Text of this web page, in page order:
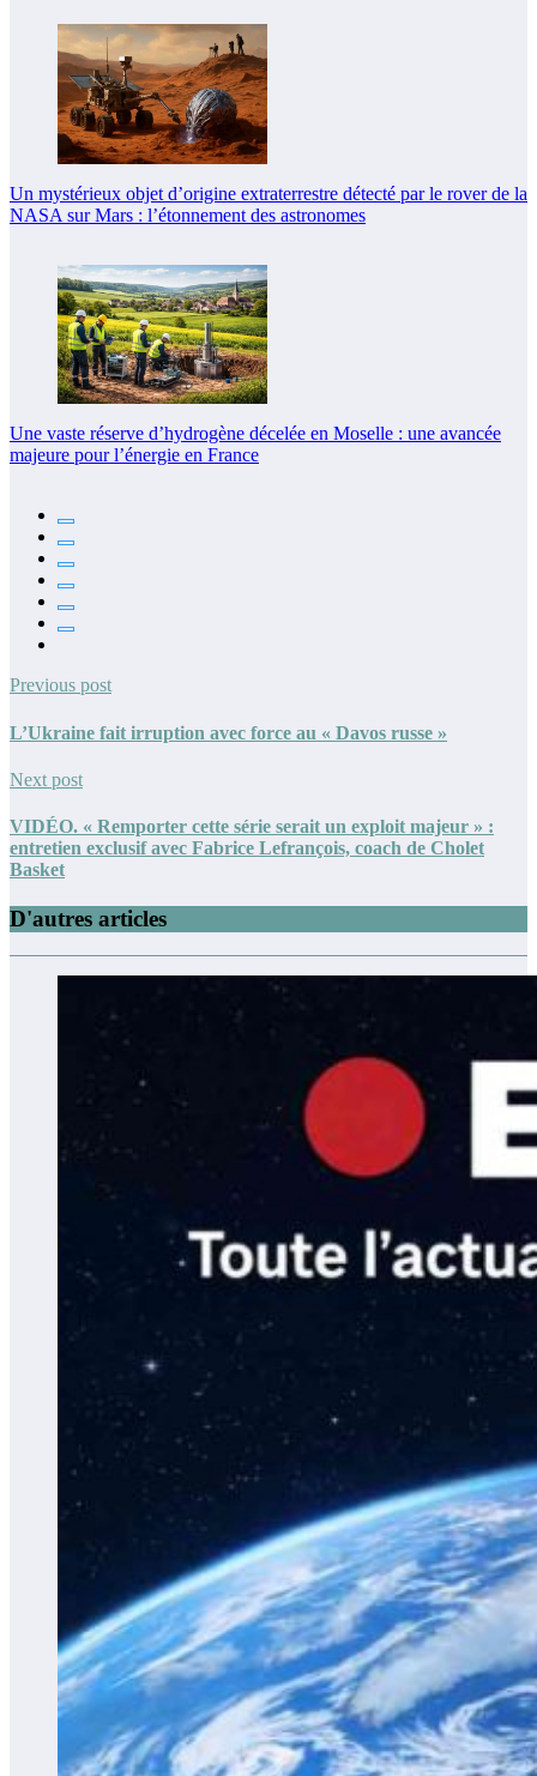
Un mystérieux objet d’origine extraterrestre détecté par le rover de la
NASA sur Mars : l’étonnement des astronomes
Une vaste réserve d’hydrogène décelée en Moselle : une avancée
majeure pour l’énergie en France
Previous post
L’Ukraine fait irruption avec force au « Davos russe »
Next post
VIDÉO. « Remporter cette série serait un exploit majeur » :
entretien exclusif avec Fabrice Lefrançois, coach de Cholet
Basket
D'autres articles